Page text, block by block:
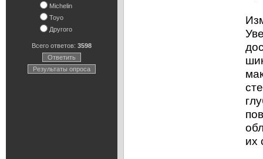
Michelin
Toyo
Другого
Всего ответов: 3598
Ответить
Результаты опроса
их